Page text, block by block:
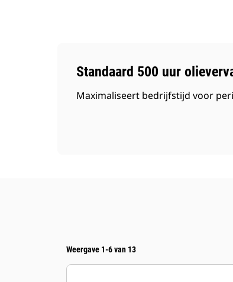
Standaard 500 uur
Maximaliseert bedrijfstijd voor
Weergave 1-6 van 13